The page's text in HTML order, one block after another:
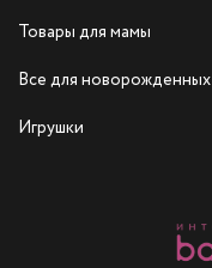
Товары для мамы
Все для новорожденных
Игрушки